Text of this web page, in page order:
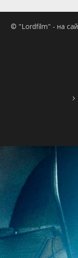
© "Lordfilm" - на